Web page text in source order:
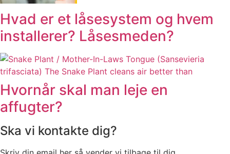
Hvad er et låsesystem og hvem
installerer? Låsesmeden?
Hvornår skal man leje en
affugter?
Ska vi kontakte dig?